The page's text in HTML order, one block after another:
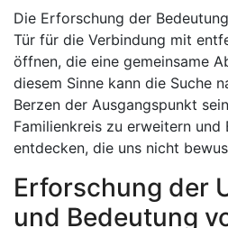
Die Erforschung der
Tür für die Verbindung mit
öffnen, die eine gemeinsame
diesem Sinne kann die Suche
Berzen der Ausgangspunkt
Familienkreis zu erweitern und
entdecken, die uns nicht
Erforschung der
und Bedeutung